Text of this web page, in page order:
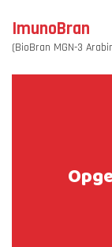
ImunoBran
(BioBran MGN-3